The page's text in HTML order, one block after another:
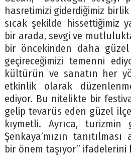
hasretimizi giderdiğimiz
sıcak şekilde hissettiğimiz
bir arada, sevgi ve
bir öncekinden daha
geçireceğimizi temenni
kültürün ve sanatın her
etkinlik olarak
ediyor. Bu nitelikte bir
gelip tevarüs eden güzel
kıymetli. Ayrıca,
Şenkaya’mızın
bir önem taşıyor” ifadelerini